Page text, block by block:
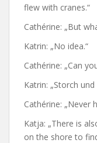
flew with cranes.“
Cathérine: „But
Katrin: „No idea.“
Cathérine: „Can
Katrin: „Storch und
Cathérine: „Never
Katja: „There is
on the shore to